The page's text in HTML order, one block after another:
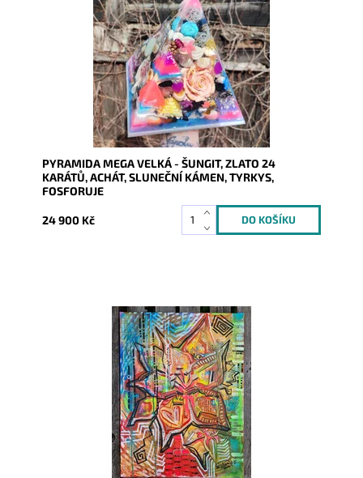
8369
PYRAMIDA MEGA VELKÁ - ŠUNGIT, ZLATO 24
KARÁTŮ, ACHÁT, SLUNEČNÍ KÁMEN, TYRKYS,
FOSFORUJE
24 900 Kč
Skladem
10282